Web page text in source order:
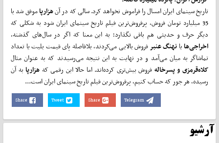
تاریخ سینمای ایران امسال را فراموش نخواهد کرد. سالی که در آنهزارپاموفق شد با
35 میلیارد تومان فروش، پرفروش‌ترین فیلم تاریخ سینمای ایران شود به شکلی که
دیگر حرف و حدیثی هم باقی نگذارد؛ به این معنا که اگر در سال‌های گذشته،
اخراجی‌هایا نهنگ عنبر فروش بالایی می‌کردند، بلافاصله پای قیمت بلیت یا تعداد
تماشاگر به میان می‌آمد و در نهایت به این نتیجه می‌رسیدند که به عنوان مثال
کلاه‌قرمزی و پسرخالهفروش بیش‌تری کرده‌اند. اما حالا این رقمی کههزارپابه آن
رسیده، هر جور که حساب کنیم، پرفروش‌ترین فیلم تاریخ سینمای ایران است...
Share Tweet Share Telegram
آرشیو